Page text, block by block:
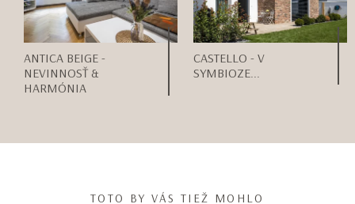
ANTICA BEIGE -
NEVINNOSŤ &
HARMÓNIA
CASTELLO - V
SYMBIOZE...
of
TOTO BY VÁS TIEŽ MOHLO